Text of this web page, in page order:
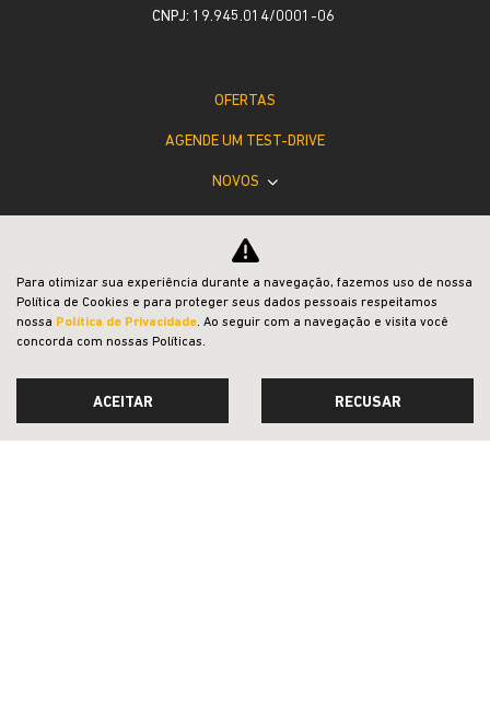
CNPJ: 19.945.014/0001-06
OFERTAS
AGENDE UM TEST-DRIVE
NOVOS
JEEP ACESSÍVEL
SOLUÇÕES FINANCEIRAS
INSTITUCIONAL
Para otimizar sua experiência durante a navegação, fazemos uso de nossa
Política de Cookies e para proteger seus dados pessoais respeitamos
nossa Política de Privacidade. Ao seguir com a navegação e visita você
concorda com nossas Políticas.
ACEITAR RECUSAR